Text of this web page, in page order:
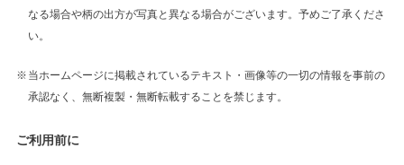
なる場合や柄の出方が写真と異なる場合がございます。予めご了承くださ
い。
当ホームページに掲載されているテキスト・画像等の一切の情報を事前の
承認なく、無断複製・無断転載することを禁じます。
ご利用前に